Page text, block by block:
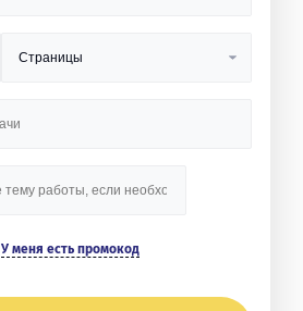
У меня есть промокод